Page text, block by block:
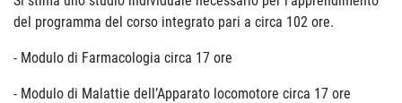
del programma del corso integrato pari a circa 102 ore.
- Modulo di Farmacologia circa 17 ore
- Modulo di Malattie dell’Apparato locomotore circa 17 ore